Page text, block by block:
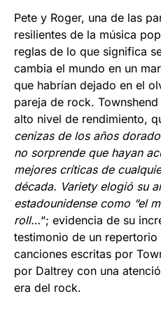
Pete y Roger, una de las
resilientes de la música
reglas de lo que significa
cambia el mundo en un
que habrían dejado en el
pareja de rock.
alto nivel de rendimiento,
cenizas de los años
no sorprende que hayan
mejores críticas de
década. Variety elogió su
estadounidense como “el
roll…“; evidencia de su
testimonio de un
canciones escritas por
por Daltrey con una
era del rock.